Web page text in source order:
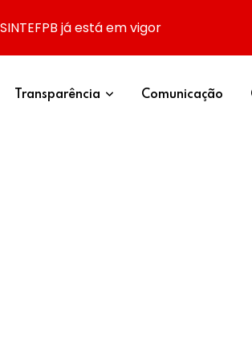
Transparência Comunicação
já está em vigor